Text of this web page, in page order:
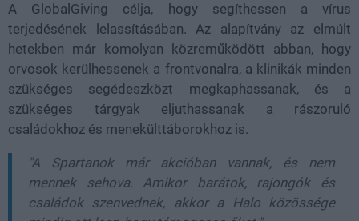
A GlobalGiving célja, hogy segíthessen a vírus
terjedésének lelassításában. Az alapítvány az elmúlt
hetekben már komolyan közreműködött abban, hogy
orvosok kerülhessenek a frontvonalra, a klinikák minden
szükséges segédeszközt megkaphassanak, és a
szükséges tárgyak eljuthassanak a rászoruló
családokhoz és menekülttáborokhoz is.
"A Spartanok már akcióban vannak, és nem
mennek sehova. Amikor barátok, rajongók és
családok szenvednek, akkor a Halo közössége